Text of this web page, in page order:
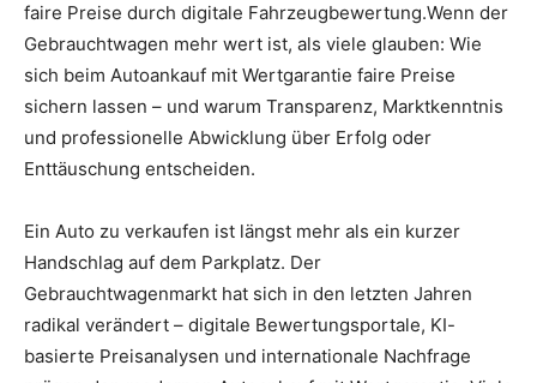
faire Preise durch digitale Fahrzeugbewertung.Wenn der
Gebrauchtwagen mehr wert ist, als viele glauben: Wie
sich beim Autoankauf mit Wertgarantie faire Preise
sichern lassen – und warum Transparenz, Marktkenntnis
und professionelle Abwicklung über Erfolg oder
Enttäuschung entscheiden.
Ein Auto zu verkaufen ist längst mehr als ein kurzer
Handschlag auf dem Parkplatz. Der
Gebrauchtwagenmarkt hat sich in den letzten Jahren
radikal verändert – digitale Bewertungsportale, KI-
basierte Preisanalysen und internationale Nachfrage